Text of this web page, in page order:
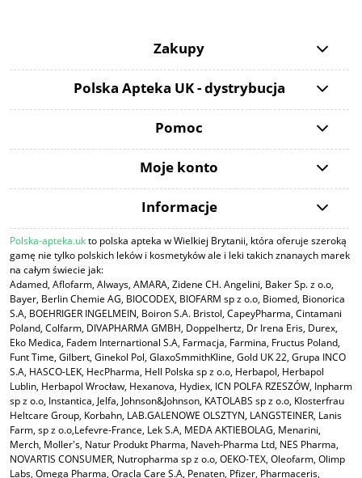
Zakupy
Polska Apteka UK - dystrybucja
Pomoc
Moje konto
Informacje
Polska-apteka.ukto polska apteka w Wielkiej Brytanii, która oferuje szeroką
gamę nie tylko polskich leków i kosmetyków ale i leki takich znanaych marek
na całym świecie jak:
Adamed, Aflofarm, Always, AMARA, Zidene CH. Angelini, Baker Sp. z o.o,
Bayer, Berlin Chemie AG, BIOCODEX, BIOFARM sp z o.o, Biomed, Bionorica
S.A, BOEHRIGER INGELMEIN, Boiron S.A. Bristol, CapeyPharma, Cintamani
Poland, Colfarm, DIVAPHARMA GMBH, Doppelhertz, Dr Irena Eris, Durex,
Eko Medica, Fadem Internartional S.A, Farmacja, Farmina, Fructus Poland,
Funt Time, Gilbert, Ginekol Pol, GlaxoSmmithKline, Gold UK 22, Grupa INCO
S.A, HASCO-LEK, HecPharma, Hell Polska sp z o.o, Herbapol, Herbapol
Lublin, Herbapol Wrocław, Hexanova, Hydiex, ICN POLFA RZESZÓW, Inpharm
sp z o.o, Instantica, Jelfa, Johnson&Johnson, KATOLABS sp z o.o, Klosterfrau
Heltcare Group, Korbahn, LAB.GALENOWE OLSZTYN, LANGSTEINER, Lanis
Farm, sp z o.o,Lefevre-France, Lek S.A, MEDA AKTIEBOLAG, Menarini,
Merch, Moller's, Natur Produkt Pharma, Naveh-Pharma Ltd, NES Pharma,
NOVARTIS CONSUMER, Nutropharma sp z o.o, OEKO-TEX, Oleofarm, Olimp
Labs, Omega Pharma, Oracla Care S.A, Penaten, Pfizer, Pharmaceris,